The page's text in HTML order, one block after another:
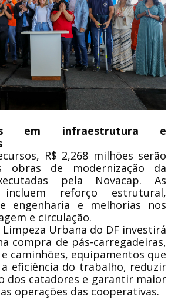
em infraestrutura e
R$ 2,268 milhões serão
obras de modernização da
pela Novacap. As
incluem reforço estrutural,
engenharia e melhorias nos
e circulação.
Limpeza Urbana do DF investirá
compra de pás-carregadeiras,
caminhões, equipamentos que
eficiência do trabalho, reduzir
dos catadores e garantir maior
operações das cooperativas.